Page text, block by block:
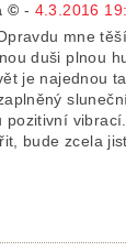
© - 4.3.2016
mne
duši plnou
je najednou
pozitivní
bude zcela